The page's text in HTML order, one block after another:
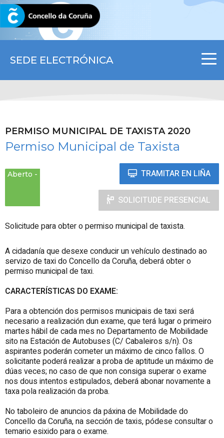
SEDE ELECTRÓNICA
CORUNA.GAL
PERMISO MUNICIPAL DE TAXISTA 2020
Permiso Municipal de Taxista
Aberto TRAMITAR EN LIÑA
SOLICITUDE PRESENCIAL
Solicitude para obter o permiso municipal de taxista.
A cidadanía que desexe conducir un vehículo destinado ao
servizo de taxi do Concello da Coruña, deberá obter o
permiso municipal de taxi.
CARACTERÍSTICAS DO EXAME:
Para a obtención dos permisos municipais de taxi será
necesario a realización dun exame, que terá lugar o primeiro
martes hábil de cada mes no Departamento de Mobilidade
sito na Estación de Autobuses (C/ Cabaleiros s/n). Os
aspirantes poderán cometer un máximo de cinco fallos. O
solicitante poderá realizar a proba de aptitude un máximo de
dúas veces; no caso de que non consiga superar o exame
nos dous intentos estipulados, deberá abonar novamente a
taxa pola realización da proba.
No taboleiro de anuncios da páxina de Mobilidade do
Concello da Coruña, na sección de taxis, pódese consultar o
temario esixido para o exame.